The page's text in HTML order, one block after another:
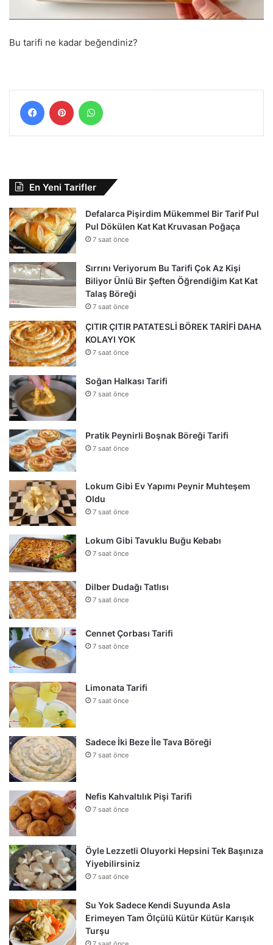
Bu tarifi ne kadar beğendiniz?
FacebookPinterest
En Yeni Tarifler
Defalarca Pişirdim Mükemmel Bir Tarif Pul
Pul Dökülen Kat Kat Kruvasan Poğaça
7 saat önce
Sırrını Veriyorum Bu Tarifi Çok Az Kişi
Biliyor Ünlü Bir Şeften Öğrendiğim Kat Kat
Talaş Böreği
7 saat önce
ÇITIR ÇITIR PATATESLİ BÖREK TARİFİ DAHA
KOLAYI YOK
7 saat önce
Soğan Halkası Tarifi
7 saat önce
Pratik Peynirli Boşnak Böreği Tarifi
7 saat önce
Lokum Gibi Ev Yapımı Peynir Muhteşem
Oldu
7 saat önce
Lokum Gibi Tavuklu Buğu Kebabı
7 saat önce
Dilber Dudağı Tatlısı
7 saat önce
Cennet Çorbası Tarifi
7 saat önce
Limonata Tarifi
7 saat önce
Sadece İki Beze İle Tava Böreği
7 saat önce
Nefis Kahvaltılık Pişi Tarifi
7 saat önce
Öyle Lezzetli Oluyorki Hepsini Tek Başınıza
Yiyebilirsiniz
7 saat önce
Su Yok Sadece Kendi Suyunda Asla
Erimeyen Tam Ölçülü Kütür Kütür Karışık
Turşu